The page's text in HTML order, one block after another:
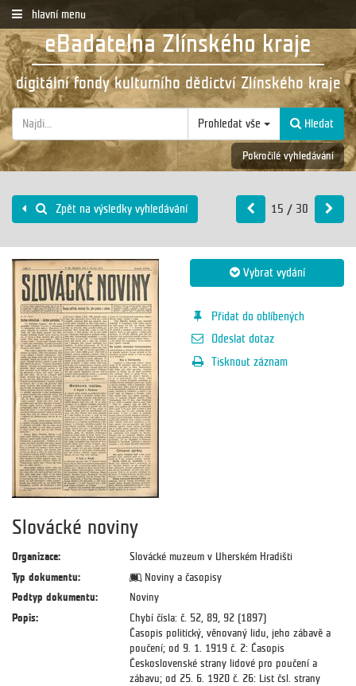
hlavní menu
eBadatelna Zlínského kraje
digitální fondy kulturního dědictví Zlínského kraje
Prohledat vše Hledat
Pokročilé vyhledávání
Zpět na výsledky vyhledávání 15 / 30
Vybrat vydání
Přidat do oblíbených
Odeslat dotaz
Tisknout záznam
Slovácké noviny
Organizace:
Slovácké muzeum v Uherském Hradišti
Typ dokumentu:
Noviny a časopisy
Podtyp dokumentu:
Noviny
Popis:
Chybí čísla: č. 52, 89, 92 (1897)
Časopis politický, věnovaný lidu, jeho zábavě a
poučení; od 9. 1. 1919 č. 2: Časopis
Československé strany lidové pro poučení a
zábavu; od 25. 6. 1920 č. 26: List čsl. strany